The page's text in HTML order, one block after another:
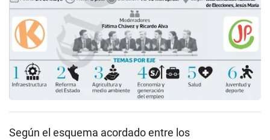
Según el esquema acordado entre los